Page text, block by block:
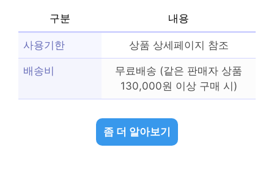
구분 내용
사용기한 상품 상세페이지 참조
배송비
무료배송 (같은 판매자 상품
130,000원 이상 구매 시)
좀 더 알아보기